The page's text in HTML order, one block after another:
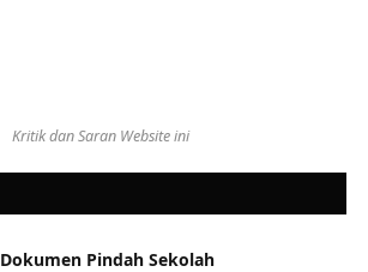
Kritik dan Saran Website ini
Dokumen Pindah Sekolah